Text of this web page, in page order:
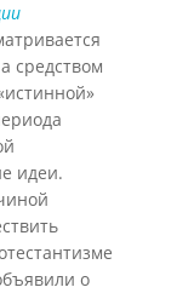
средством
идеи.
о